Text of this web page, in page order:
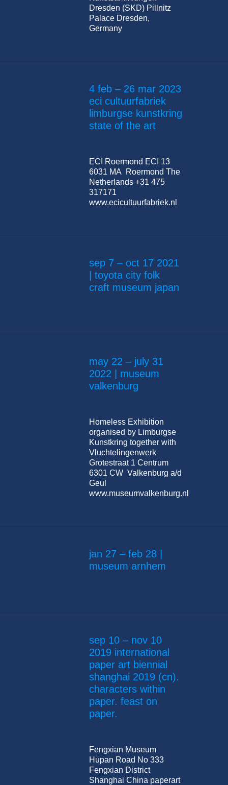
Dresden (SKD) Pillnitz
Palace Dresden,
Germany
4 feb – 26 mar 2023
eci cultuurfabriek
limburgse kunstkring
state of the art
ECI Roermond ECI 13
6031 MA Roermond The
Netherlands +31 475
317171
www.ecicultuurfabriek.nl
sep 7 – oct 17 2021
| toyota city folk
craft museum japan
may 22 – july 31
2022 | museum
valkenburg
Homeless Exhibition
organised by Limburgse
Kunstkring together with
Vluchtelingenwerk
Grotestraat 1 Centrum
6301 CW Valkenburg a/d
Geul
www.museumvalkenburg.nl
jan 27 – feb 28 |
museum arnhem
sep 10 – nov 10
2019 international
paper art biennial
shanghai 2019 (cn).
characters within
paper. feast on
paper.
Fengxian Museum
Hupan Road No 333
Fengxian District
Shanghai China paperart